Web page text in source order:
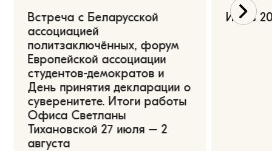
Встреча с Беларусской
ассоциацией
политзаключённых, форум
Европейской ассоциации
студентов-демократов и
День принятия декларации о
суверенитете. Итоги работы
Офиса Светланы
Тихановской 27 июля – 2
августа
Июль